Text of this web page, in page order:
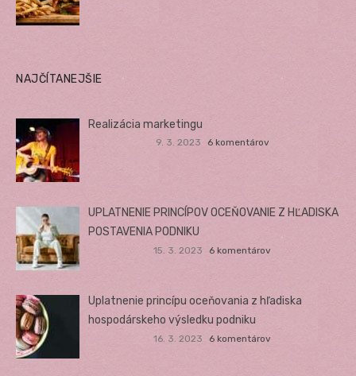
NAJČÍTANEJŠIE
Realizácia marketingu
9. 3. 2023 6 komentárov
UPLATNENIE PRINCÍPOV OCEŇOVANIE Z HĽADISKA
POSTAVENIA PODNIKU
15. 3. 2023 6 komentárov
Uplatnenie princípu oceňovania z hľadiska
hospodárskeho výsledku podniku
16. 3. 2023 6 komentárov